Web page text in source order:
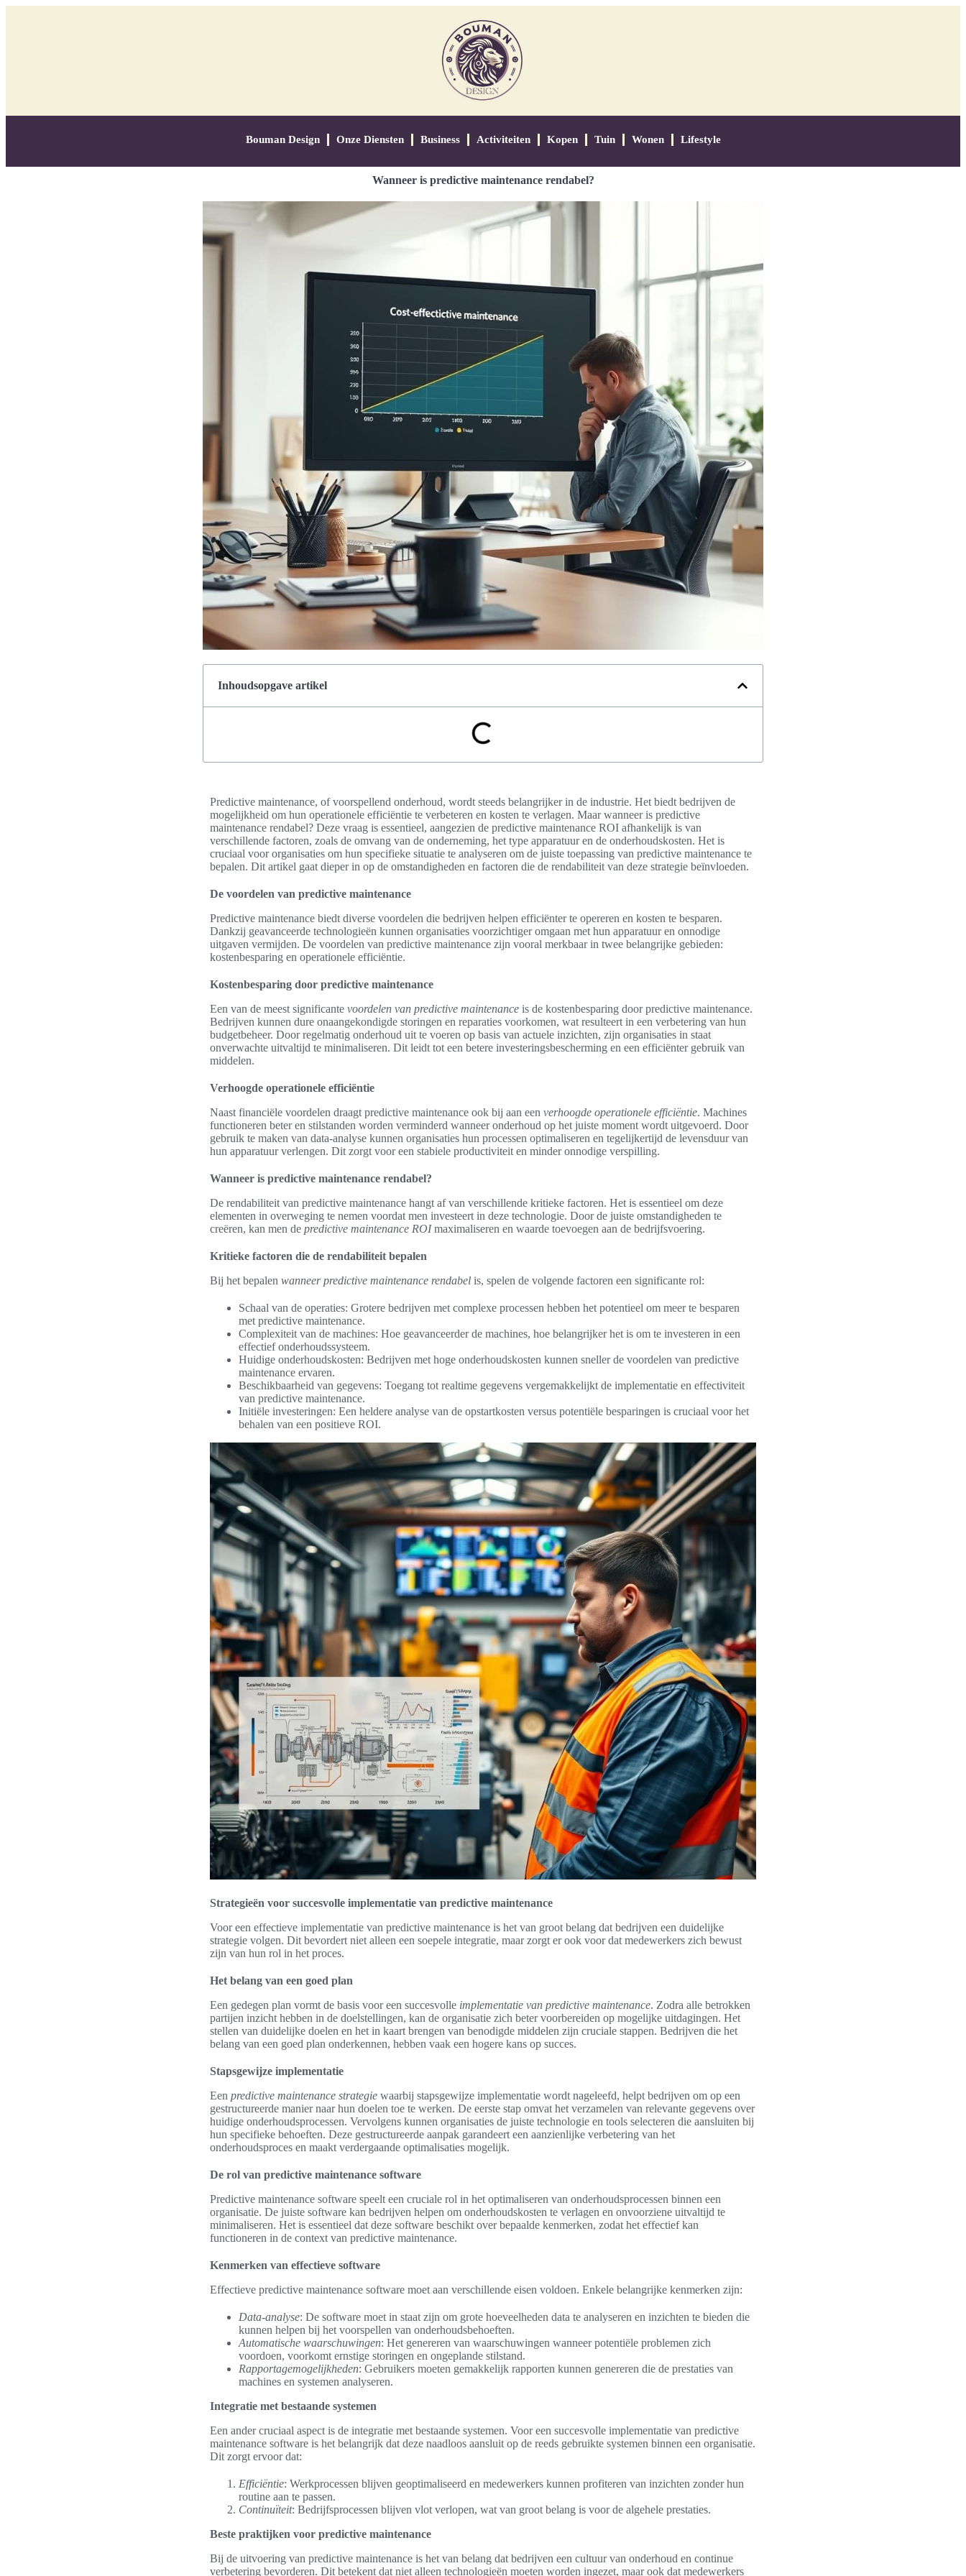
Bouman Design Onze Diensten Business Activiteiten Kopen Tuin Wonen Lifestyle
Wanneer is predictive maintenance rendabel?
Inhoudsopgave artikel
Predictive maintenance, of voorspellend onderhoud, wordt steeds belangrijker in de industrie. Het biedt bedrijven de
mogelijkheid om hun operationele efficiëntie te verbeteren en kosten te verlagen. Maar wanneer is predictive
maintenance rendabel? Deze vraag is essentieel, aangezien de predictive maintenance ROI afhankelijk is van
verschillende factoren, zoals de omvang van de onderneming, het type apparatuur en de onderhoudskosten. Het is
cruciaal voor organisaties om hun specifieke situatie te analyseren om de juiste toepassing van predictive maintenance te
bepalen. Dit artikel gaat dieper in op de omstandigheden en factoren die de rendabiliteit van deze strategie beïnvloeden.
De voordelen van predictive maintenance
Predictive maintenance biedt diverse voordelen die bedrijven helpen efficiënter te opereren en kosten te besparen.
Dankzij geavanceerde technologieën kunnen organisaties voorzichtiger omgaan met hun apparatuur en onnodige
uitgaven vermijden. De voordelen van predictive maintenance zijn vooral merkbaar in twee belangrijke gebieden:
kostenbesparing en operationele efficiëntie.
Kostenbesparing door predictive maintenance
Een van de meest significante voordelen van predictive maintenance is de kostenbesparing door predictive maintenance.
Bedrijven kunnen dure onaangekondigde storingen en reparaties voorkomen, wat resulteert in een verbetering van hun
budgetbeheer. Door regelmatig onderhoud uit te voeren op basis van actuele inzichten, zijn organisaties in staat
onverwachte uitvaltijd te minimaliseren. Dit leidt tot een betere investeringsbescherming en een efficiënter gebruik van
middelen.
Verhoogde operationele efficiëntie
Naast financiële voordelen draagt predictive maintenance ook bij aan een verhoogde operationele efficiëntie. Machines
functioneren beter en stilstanden worden verminderd wanneer onderhoud op het juiste moment wordt uitgevoerd. Door
gebruik te maken van data-analyse kunnen organisaties hun processen optimaliseren en tegelijkertijd de levensduur van
hun apparatuur verlengen. Dit zorgt voor een stabiele productiviteit en minder onnodige verspilling.
Wanneer is predictive maintenance rendabel?
De rendabiliteit van predictive maintenance hangt af van verschillende kritieke factoren. Het is essentieel om deze
elementen in overweging te nemen voordat men investeert in deze technologie. Door de juiste omstandigheden te
creëren, kan men de predictive maintenance ROImaximaliseren en waarde toevoegen aan de bedrijfsvoering.
Kritieke factoren die de rendabiliteit bepalen
Bij het bepalen wanneer predictive maintenance rendabel is, spelen de volgende factoren een significante rol:
Schaal van de operaties: Grotere bedrijven met complexe processen hebben het potentieel om meer te besparen
met predictive maintenance.
Complexiteit van de machines: Hoe geavanceerder de machines, hoe belangrijker het is om te investeren in een
effectief onderhoudssysteem.
Huidige onderhoudskosten: Bedrijven met hoge onderhoudskosten kunnen sneller de voordelen van predictive
maintenance ervaren.
Beschikbaarheid van gegevens: Toegang tot realtime gegevens vergemakkelijkt de implementatie en effectiviteit
van predictive maintenance.
Initiële investeringen: Een heldere analyse van de opstartkosten versus potentiële besparingen is cruciaal voor het
behalen van een positieve ROI.
Strategieën voor succesvolle implementatie van predictive maintenance
Voor een effectieve implementatie van predictive maintenance is het van groot belang dat bedrijven een duidelijke
strategie volgen. Dit bevordert niet alleen een soepele integratie, maar zorgt er ook voor dat medewerkers zich bewust
zijn van hun rol in het proces.
Het belang van een goed plan
Een gedegen plan vormt de basis voor een succesvolle implementatie van predictive maintenance. Zodra alle betrokken
partijen inzicht hebben in de doelstellingen, kan de organisatie zich beter voorbereiden op mogelijke uitdagingen. Het
stellen van duidelijke doelen en het in kaart brengen van benodigde middelen zijn cruciale stappen. Bedrijven die het
belang van een goed plan onderkennen, hebben vaak een hogere kans op succes.
Stapsgewijze implementatie
Een predictive maintenance strategie waarbij stapsgewijze implementatie wordt nageleefd, helpt bedrijven om op een
gestructureerde manier naar hun doelen toe te werken. De eerste stap omvat het verzamelen van relevante gegevens over
huidige onderhoudsprocessen. Vervolgens kunnen organisaties de juiste technologie en tools selecteren die aansluiten bij
hun specifieke behoeften. Deze gestructureerde aanpak garandeert een aanzienlijke verbetering van het
onderhoudsproces en maakt verdergaande optimalisaties mogelijk.
De rol van predictive maintenance software
Predictive maintenance software speelt een cruciale rol in het optimaliseren van onderhoudsprocessen binnen een
organisatie. De juiste software kan bedrijven helpen om onderhoudskosten te verlagen en onvoorziene uitvaltijd te
minimaliseren. Het is essentieel dat deze software beschikt over bepaalde kenmerken, zodat het effectief kan
functioneren in de context van predictive maintenance.
Kenmerken van effectieve software
Effectieve predictive maintenance software moet aan verschillende eisen voldoen. Enkele belangrijke kenmerken zijn:
Data-analyse: De software moet in staat zijn om grote hoeveelheden data te analyseren en inzichten te bieden die
kunnen helpen bij het voorspellen van onderhoudsbehoeften.
Automatische waarschuwingen: Het genereren van waarschuwingen wanneer potentiële problemen zich
voordoen, voorkomt ernstige storingen en ongeplande stilstand.
Rapportagemogelijkheden: Gebruikers moeten gemakkelijk rapporten kunnen genereren die de prestaties van
machines en systemen analyseren.
Integratie met bestaande systemen
Een ander cruciaal aspect is de integratie met bestaande systemen. Voor een succesvolle implementatie van predictive
maintenance software is het belangrijk dat deze naadloos aansluit op de reeds gebruikte systemen binnen een organisatie.
Dit zorgt ervoor dat:
Efficiëntie: Werkprocessen blijven geoptimaliseerd en medewerkers kunnen profiteren van inzichten zonder hun
routine aan te passen.
Continuïteit: Bedrijfsprocessen blijven vlot verlopen, wat van groot belang is voor de algehele prestaties.
Beste praktijken voor predictive maintenance
Bij de uitvoering van predictive maintenance is het van belang dat bedrijven een cultuur van onderhoud en continue
verbetering bevorderen. Dit betekent dat niet alleen technologieën moeten worden ingezet, maar ook dat medewerkers